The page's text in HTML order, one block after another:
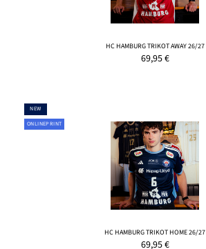
HC HAMBURG TRIKOT AWAY 26/27
69,95€
NEW
ONLINEPRINT
HC HAMBURG TRIKOT HOME 26/27
69,95€